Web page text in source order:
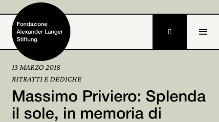
Home
Fondazione

13 MARZO 2018
RITRATTI E DEDICHE
Massimo Priviero: Splenda
il sole, in memoria di